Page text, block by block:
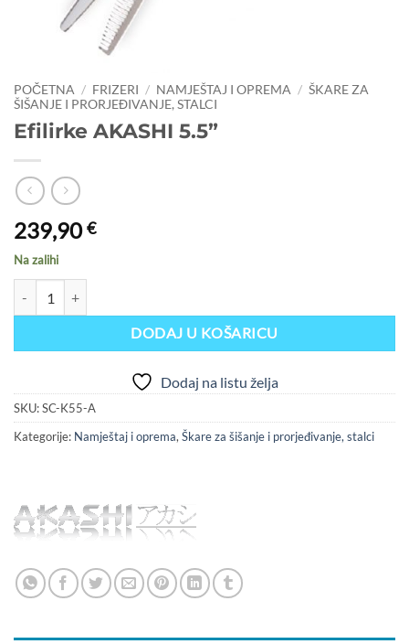
POČETNA / FRIZERI / NAMJEŠTAJ I OPREMA / ŠKARE ZA
ŠIŠANJE I PRORJEĐIVANJE, STALCI
Efilirke AKASHI 5.5”
239,90€
Na zalihi
DODAJ U KOŠARICU
Dodaj na listu želja
SKU:SC-K55-A
Kategorije: Namještaj i oprema, Škare za šišanje i prorjeđivanje, stalci